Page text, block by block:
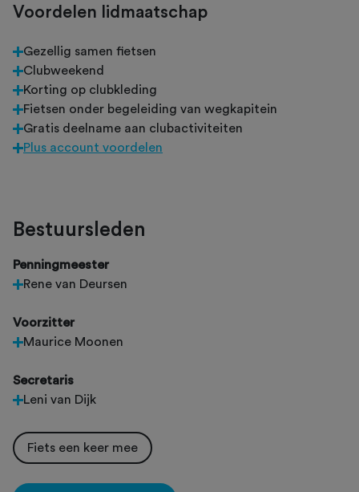
Voordelen lidmaatschap
Gezellig samen fietsen
Clubweekend
Korting op clubkleding
Fietsen onder begeleiding van wegkapitein
Gratis deelname aan clubactiviteiten
Plus account voordelen
Bestuursleden
Penningmeester
Rene van Deursen
Voorzitter
Maurice Moonen
Secretaris
Leni van Dijk
Fiets een keer mee